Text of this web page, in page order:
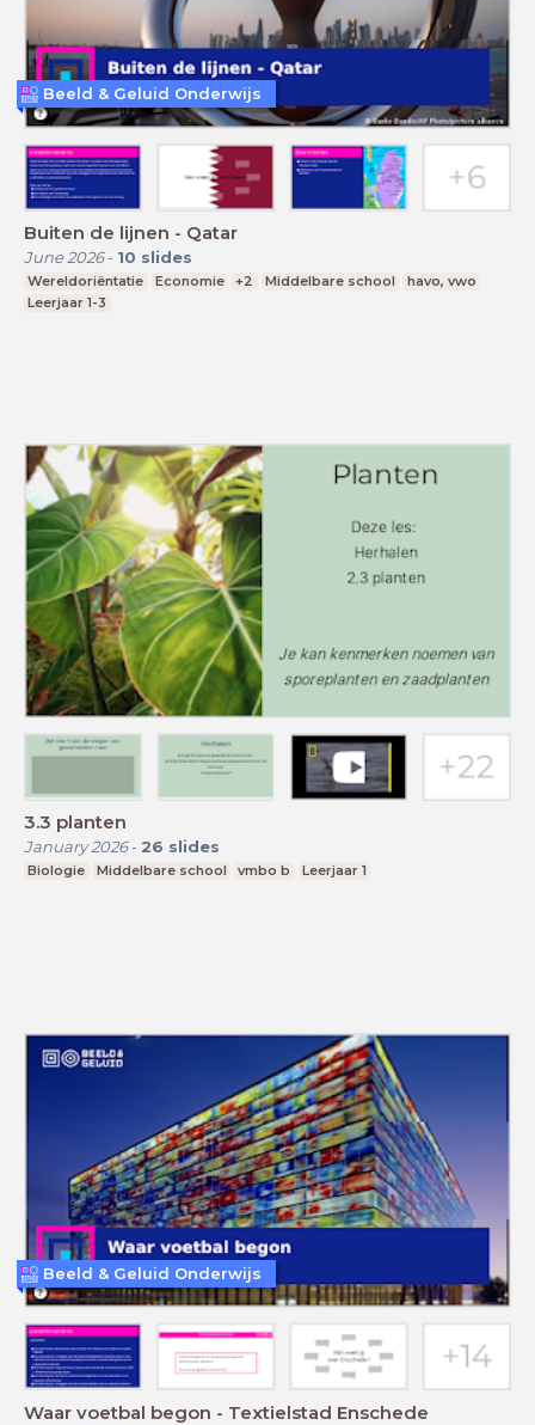
Buiten de lijnen - Qatar
June 2026- 10 slides
Wereldoriëntatie Economie +2 Middelbare school
havo, vwo
Leerjaar 1-3
Beeld & Geluid Onderwijs
3.3 planten
January 2026- 26 slides
Biologie Middelbare school vmbo b Leerjaar 1
Waar voetbal begon - Textielstad Enschede
Beeld & Geluid Onderwijs